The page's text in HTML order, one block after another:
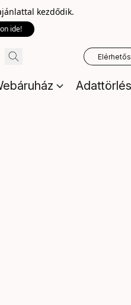
kezdődik.
ide!